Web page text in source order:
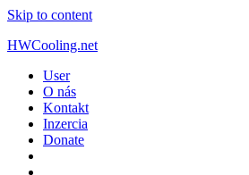
Skip to content
HWCooling.net
User
O nás
Kontakt
Inzercia
Donate